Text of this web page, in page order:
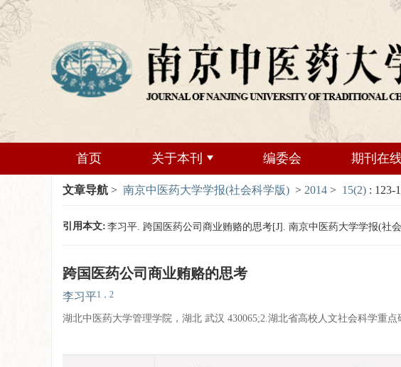
首页 关于本刊 编委会 期刊在
文章导航 > 南京中医药大学学报(社会科学版) > 2014 > 15(2) : 123-
引用本文: 李习平. 跨国医药公司商业贿赂的思考[J]. 南京中医药大学学报(社
跨国医药公司商业贿赂的思考
李习平1，2
湖北中医药大学管理学院，湖北 武汉 430065;2.湖北省高校人文社会科学重